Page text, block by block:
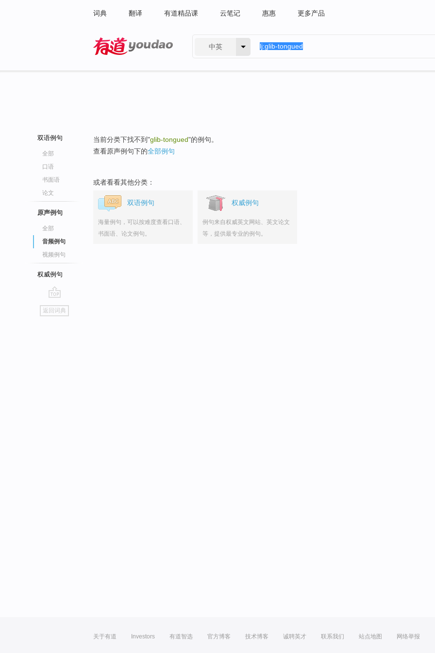
词典 翻译 有道精品课 云笔记 惠惠 更多产品
中英
双语例句
全部
口语
书面语
论文
原声例句
全部
音频例句
视频例句
权威例句
go
top
返回词典
当前分类下找不到"glib-tongued"的例句。
查看原声例句下的全部例句
或者看看其他分类：
双语例句
海量例句，可以按难度查看口语、
书面语、论文例句。
权威例句
例句来自权威英文网站、英文论文
等，提供最专业的例句。
关于有道 Investors 有道智选 官方博客 技术博客 诚聘英才 联系我们 站点地图 网络举报